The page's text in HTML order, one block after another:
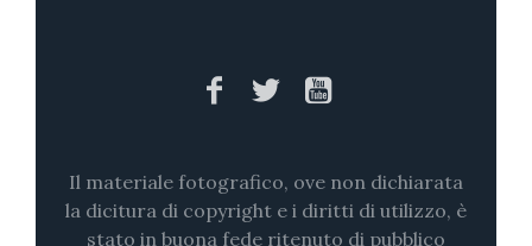
Il materiale fotografico, ove non dichiarata
la dicitura di copyright e i diritti di utilizzo, è
stato in buona fede ritenuto di pubblico